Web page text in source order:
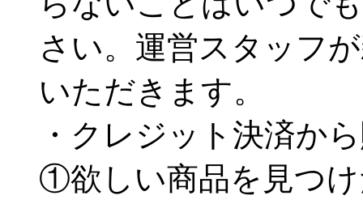
さい。運営スタッフ
いただきます。
・クレジット決済か
①欲しい商品を見つ